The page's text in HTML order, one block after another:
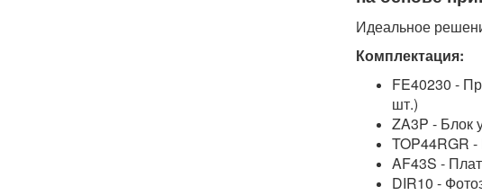
Идеальное
Комплектация:
FE40230 -
шт.)
ZA3P - Блок
TOP44RGR
AF43S -
DIR10 -